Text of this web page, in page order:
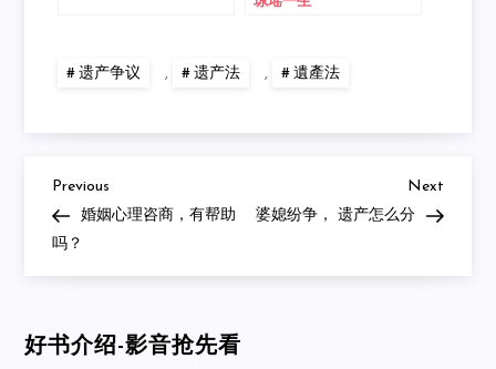
遗产争议 , 遗产法 , 遺產法
Post
navigation
Previous
Post
Previous
婚姻心理咨商，有帮助
吗？
Next
Post
Next
婆媳纷争， 遗产怎么分
好书介绍-影音抢先看